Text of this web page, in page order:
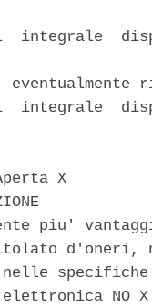
integrale
eventualmente
integrale
X
piu'
d'oneri,
nelle specifiche
NO X